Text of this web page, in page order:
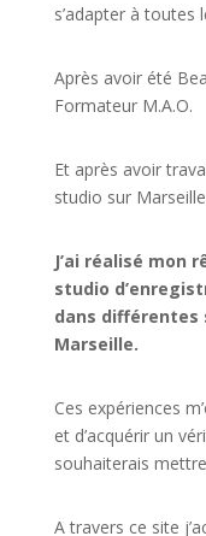
s’adapter à toutes
Après avoir été
Formateur M.A.O.
Et après avoir
studio sur Marseille
J’ai réalisé mon
studio
dans
Marseille.
Ces expériences
et d’acquérir un
souhaiterais
A travers ce site